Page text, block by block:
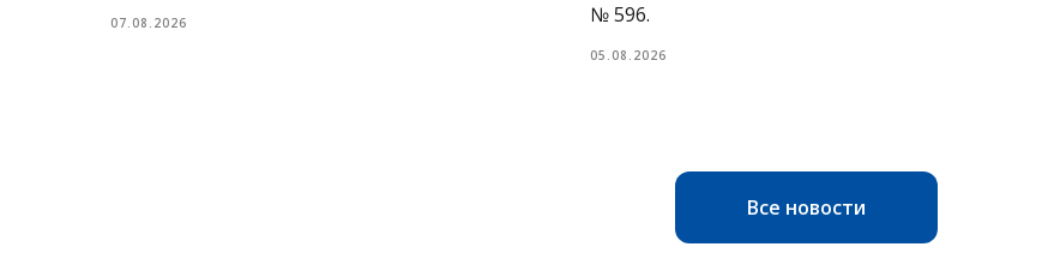
07.08.2026
№ 596.
05.08.2026
Все новости